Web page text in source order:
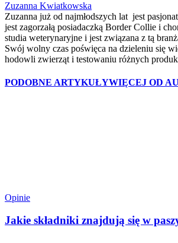
Zuzanna Kwiatkowska
Zuzanna już od najmłodszych lat jest
jest zagorzałą posiadaczką Border Collie i
studia weterynaryjne i jest związana z tą
Swój wolny czas poświęca na dzieleniu się
hodowli zwierząt i testowaniu różnych
PODOBNE ARTYKUŁYWIĘCEJ OD
Opinie
Jakie składniki znajdują się w